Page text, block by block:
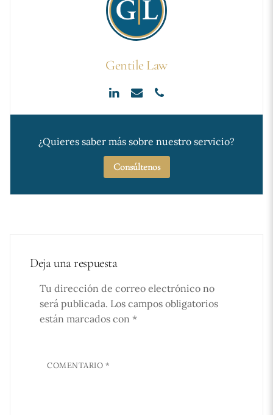
Gentile Law
¿Quieres saber más sobre nuestro servicio?
Consúltenos
Deja una respuesta
Tu dirección de correo electrónico no
será publicada. Los campos obligatorios
están marcados con *
COMENTARIO *